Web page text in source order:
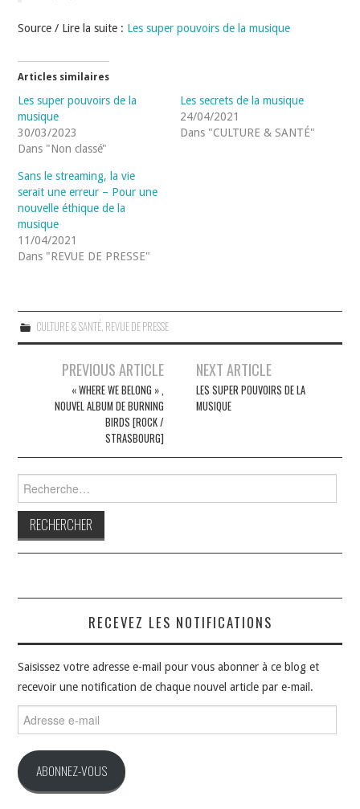
Source / Lire la suite : Les super pouvoirs de la musique
Articles similaires
Les super pouvoirs de la
musique
30/03/2023
Dans "Non classé"
Les secrets de la musique
24/04/2021
Dans "CULTURE & SANTÉ"
Sans le streaming, la vie
serait une erreur – Pour une
nouvelle éthique de la
musique
11/04/2021
Dans "REVUE DE PRESSE"
CULTURE & SANTÉ, REVUE DE PRESSE
Navigation
articles
PREVIOUS ARTICLE
« WHERE WE BELONG » ,
NOUVEL ALBUM DE BURNING
BIRDS [ROCK /
STRASBOURG]
NEXT ARTICLE
LES SUPER POUVOIRS DE LA
MUSIQUE
RECEVEZ LES NOTIFICATIONS
Saisissez votre adresse e-mail pour vous abonner à ce blog et
recevoir une notification de chaque nouvel article par e-mail.
e-
ABONNEZ-VOUS